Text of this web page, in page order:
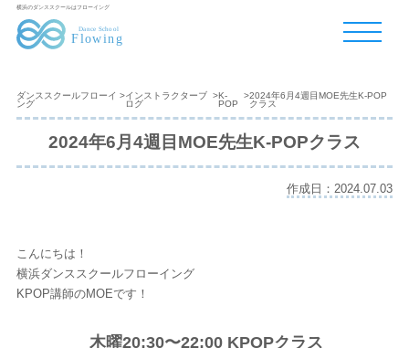
横浜のダンススクールはフローイング
ダンススクールフローイ
ング
>インストラクターブ
ログ
>K-
POP
>2024年6月4週目MOE先生K-POP
クラス
2024年6月4週目MOE先生K-POPクラス
作成日：2024.07.03
こんにちは！
横浜ダンススクールフローイング
KPOP講師のMOEです！
木曜20:30〜22:00 KPOPクラス